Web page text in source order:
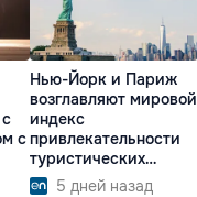
с
Нью-Йорк и Париж
возглавляют мировой
индекс
привлекательности
туристических
городов
5 дней назад